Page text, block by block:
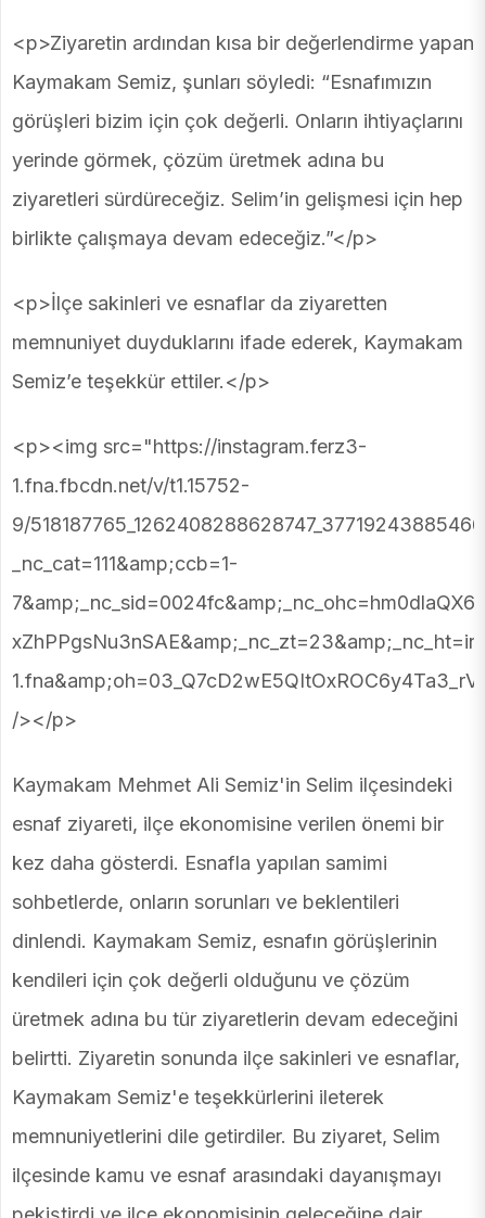
<p>Ziyaretin ardından kısa bir değerlendirme yapan
Kaymakam Semiz, şunları söyledi: “Esnafımızın
görüşleri bizim için çok değerli. Onların ihtiyaçlarını
yerinde görmek, çözüm üretmek adına bu
ziyaretleri sürdüreceğiz. Selim’in gelişmesi için hep
birlikte çalışmaya devam edeceğiz.”</p>
<p>İlçe sakinleri ve esnaflar da ziyaretten
memnuniyet duyduklarını ifade ederek, Kaymakam
Semiz’e teşekkür ettiler.</p>
<p><img src="https://instagram.ferz3-
1.fna.fbcdn.net/v/t1.15752-
9/
_nc_cat=111&amp;ccb=1-
/></p>
Kaymakam Mehmet Ali Semiz'in Selim ilçesindeki
esnaf ziyareti, ilçe ekonomisine verilen önemi bir
kez daha gösterdi. Esnafla yapılan samimi
sohbetlerde, onların sorunları ve beklentileri
dinlendi. Kaymakam Semiz, esnafın görüşlerinin
kendileri için çok değerli olduğunu ve çözüm
üretmek adına bu tür ziyaretlerin devam edeceğini
belirtti. Ziyaretin sonunda ilçe sakinleri ve esnaflar,
Kaymakam Semiz'e teşekkürlerini ileterek
memnuniyetlerini dile getirdiler. Bu ziyaret, Selim
ilçesinde kamu ve esnaf arasındaki dayanışmayı